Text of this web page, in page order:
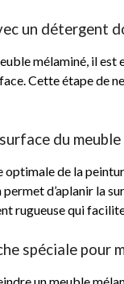
un détergent
mélaminé, il
Cette étape de
du
optimale de la
d’aplanir la
rugueuse qui
spéciale pour